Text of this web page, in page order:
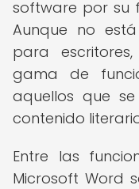
software por su
Aunque no
para
gama de
aquellos que
contenido
Entre las
Microsoft Word